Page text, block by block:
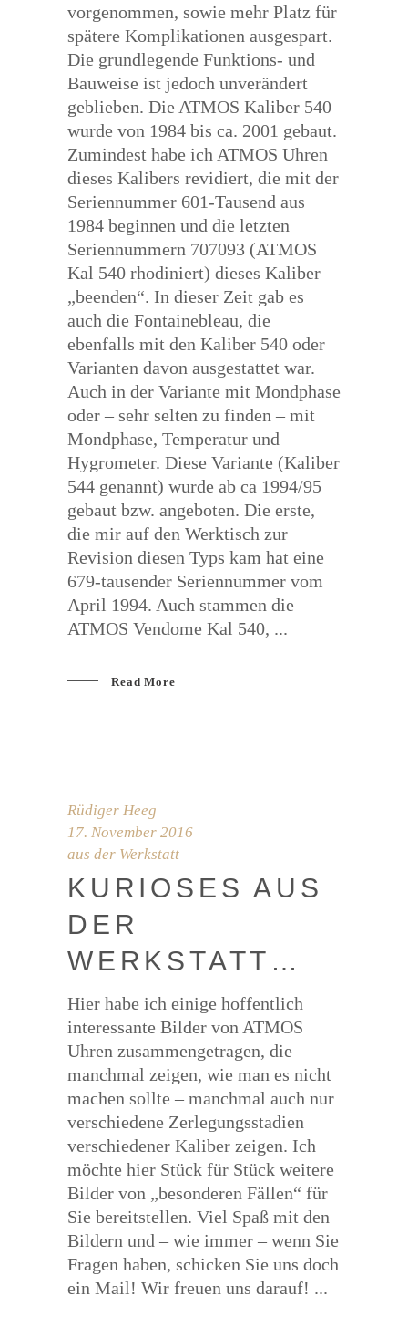
vorgenommen, sowie mehr Platz für
spätere Komplikationen ausgespart.
Die grundlegende Funktions- und
Bauweise ist jedoch unverändert
geblieben. Die ATMOS Kaliber 540
wurde von 1984 bis ca. 2001 gebaut.
Zumindest habe ich ATMOS Uhren
dieses Kalibers revidiert, die mit der
Seriennummer 601-Tausend aus
1984 beginnen und die letzten
Seriennummern 707093 (ATMOS
Kal 540 rhodiniert) dieses Kaliber
„beenden“. In dieser Zeit gab es
auch die Fontainebleau, die
ebenfalls mit den Kaliber 540 oder
Varianten davon ausgestattet war.
Auch in der Variante mit Mondphase
oder – sehr selten zu finden – mit
Mondphase, Temperatur und
Hygrometer. Diese Variante (Kaliber
544 genannt) wurde ab ca 1994/95
gebaut bzw. angeboten. Die erste,
die mir auf den Werktisch zur
Revision diesen Typs kam hat eine
679-tausender Seriennummer vom
April 1994. Auch stammen die
ATMOS Vendome Kal 540,
Read More
Rüdiger Heeg
17. November 2016
aus der Werkstatt
KURIO­SES AUS
DER
WERKSTATT…
Hier habe ich einige hoffentlich
interessante Bilder von ATMOS
Uhren zusammengetragen, die
manchmal zeigen, wie man es nicht
machen sollte – manchmal auch nur
verschiedene Zerlegungsstadien
verschiedener Kaliber zeigen. Ich
möchte hier Stück für Stück weitere
Bilder von „besonderen Fällen“ für
Sie bereitstellen. Viel Spaß mit den
Bildern und – wie immer – wenn Sie
Fragen haben, schicken Sie uns doch
ein Mail! Wir freuen uns darauf!